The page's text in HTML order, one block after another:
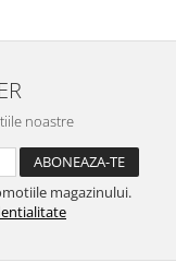
noastre
magazinului.